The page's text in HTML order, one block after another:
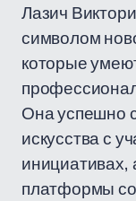
Лазич
символом
которые
Она успешно
искусства с
инициативах,
платформы